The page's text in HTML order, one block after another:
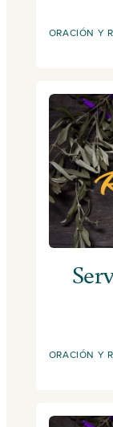
ORACIÓN Y
ORACIÓN Y